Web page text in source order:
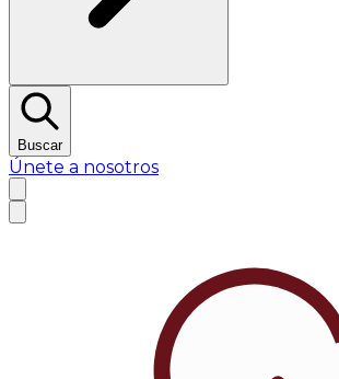
Buscar
Únete a nosotros